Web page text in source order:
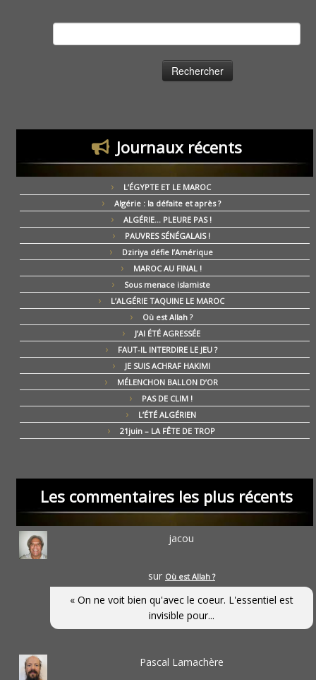
Journaux récents
L’ÉGYPTE ET LE MAROC
Algérie : la défaite et après ?
ALGÉRIE… PLEURE PAS !
PAUVRES SÉNÉGALAIS !
Dziriya défie l’Amérique
MAROC AU FINAL !
Sous menace islamiste
L’ALGÉRIE TAQUINE LE MAROC
Où est Allah ?
J’AI ÉTÉ AGRESSÉE
FAUT-IL INTERDIRE LE JEU ?
JE SUIS ACHRAF HAKIMI
MÉLENCHON BALLON D’OR
PAS DE CLIM !
L’ÉTÉ ALGÉRIEN
21juin – LA FÊTE DE TROP
Les commentaires les plus récents
jacou
sur Où est Allah ?
« On ne voit bien qu'avec le coeur. L'essentiel est
invisible pour...
Pascal Lamachère